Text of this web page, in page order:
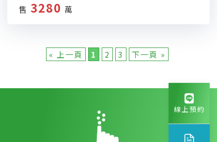
售 3280 萬
« 上一頁 1 2 3 下一頁 »
線上預約